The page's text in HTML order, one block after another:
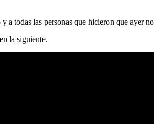
todas las personas que hicieron que ayer
la siguiente.